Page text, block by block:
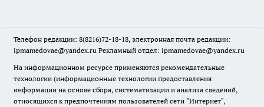
Телефон редакции: 8(8216)72-18-18, электронная почта редакции:
ipmamedovae@yandex.ru Рекламный отдел: ipmamedovae@yandex.ru
На информационном ресурсе применяются рекомендательные
технологии (информационные технологии предоставления
информации на основе сбора, систематизации и анализа сведений,
относящихся к предпочтениям пользователей сети "Интернет",